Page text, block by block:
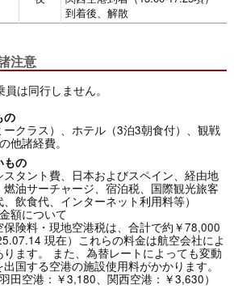
到着後、解散
注意
は同行しません。
の
クラス）、ホテル（3泊3朝食付）、観戦
他諸経費。
もの
タント費、日本およびスペイン、経由地
油サーチャージ、宿泊税、国際観光旅客
飲食代、インターネット利用料等）
額について
険料・現地空港税は、合計で約￥78,000
現在）これらの料金は航空会社によ
ます。 また、為替レートによっても変動
国する空港の施設使用料がかかります。
田空港：￥3,180、関西空港：￥3,630）